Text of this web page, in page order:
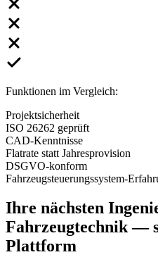
Funktionen im Vergleich:
Projektsicherheit
ISO 26262 geprüft
CAD-Kenntnisse
Flatrate statt Jahresprovision
DSGVO-konform
Fahrzeugsteuerungssystem-
Ihre nächsten
Fahrzeugtechnik—
Plattform